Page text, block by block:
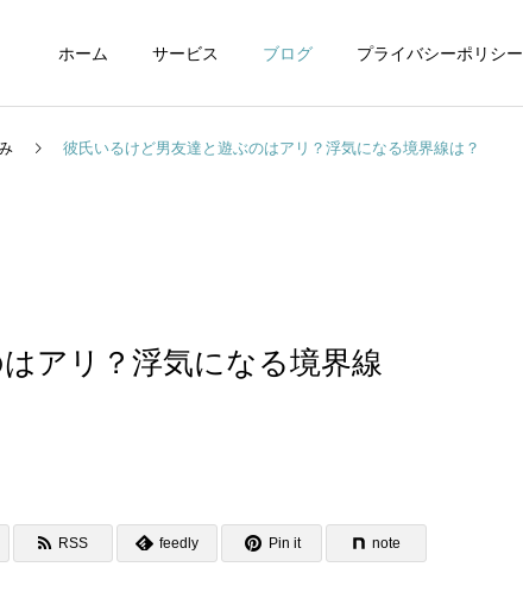
ホーム サービス ブログ プライバシーポリシー
彼氏いるけど男友達と遊ぶのはアリ？浮気になる境界線は？
アリ？浮気になる境界線
RSS feedly Pin it note